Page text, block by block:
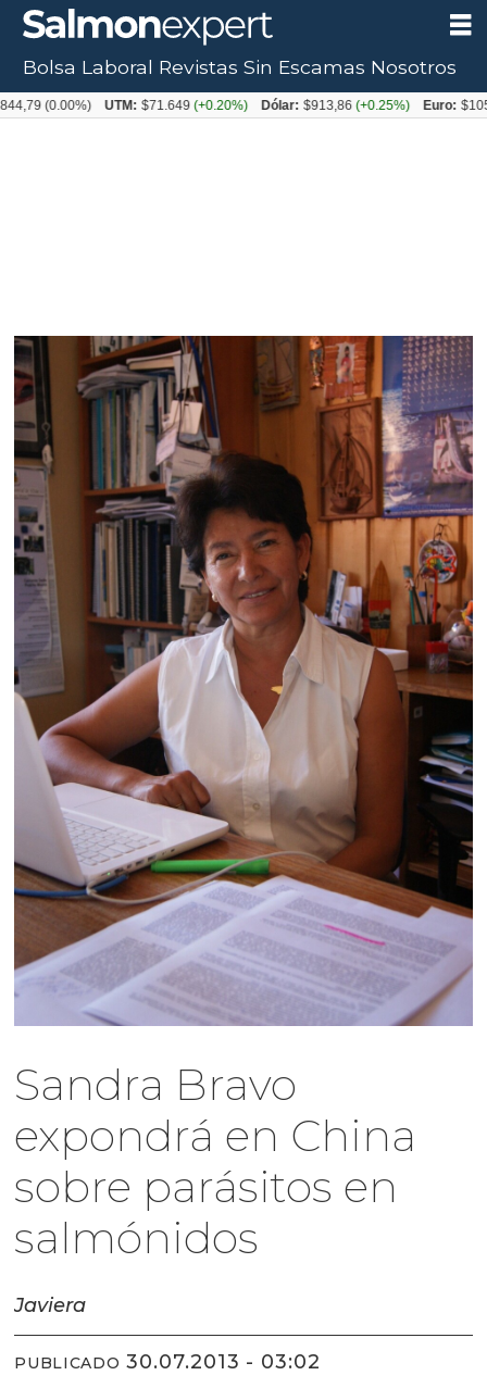
Sandra Bravo
expondrá en China
sobre parásitos en
salmónidos
Javiera
PUBLICADO 30.07.2013 - 03:02
Bolsa Laboral Revistas Sin Escamas Nosotros
UTM: $71.649(+0.20%) Dólar: $913,86(+0.25%) Euro: $1053,08(-